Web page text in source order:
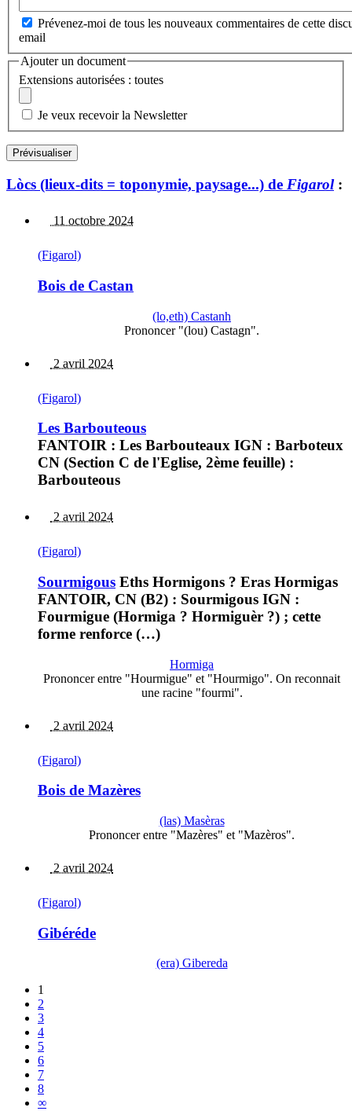
Prévenez-moi de tous les nouveaux commentaires de cette
email
Ajouter un document
Extensions autorisées : toutes
Je veux recevoir la Newsletter
Lòcs (lieux-dits = toponymie, paysage...) de Figarol:
11 octobre 2024
(Figarol)
Bois de Castan
(lo,eth) Castanh
Prononcer "(lou) Castagn".
2 avril 2024
(Figarol)
Les Barbouteous
FANTOIR : Les Barbouteaux IGN : Barboteux
CN (Section C de l'Eglise, 2ème feuille) :
Barbouteous
2 avril 2024
(Figarol)
Sourmigous Eths Hormigons ? Eras Hormigas
FANTOIR, CN (B2) : Sourmigous IGN :
Fourmigue (Hormiga ? Hormiguèr ?) ; cette
forme renforce (…)
Hormiga
Prononcer entre "Hourmigue" et "Hourmigo". On reconnait
une racine "fourmi".
2 avril 2024
(Figarol)
Bois de Mazères
(las) Masèras
Prononcer entre "Mazères" et "Mazèros".
2 avril 2024
(Figarol)
Gibéréde
(era) Gibereda
1
2
3
4
5
6
7
8
∞